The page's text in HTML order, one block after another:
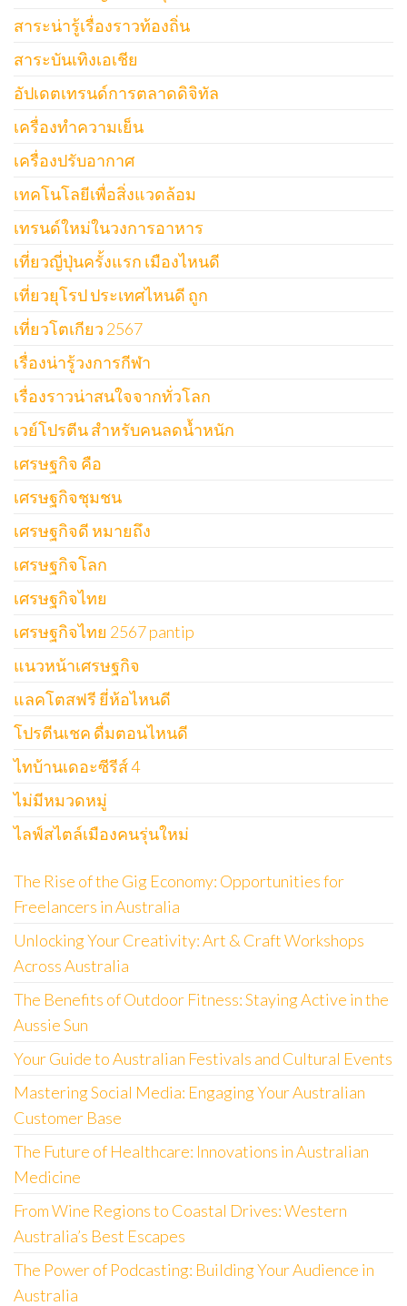
สาระน่ารู้เรื่องราวท้องถิ่น
สาระบันเทิงเอเชีย
อัปเดตเทรนด์การตลาดดิจิทัล
เครื่องทำความเย็น
เครื่องปรับอากาศ
เทคโนโลยีเพื่อสิ่งแวดล้อม
เทรนด์ใหม่ในวงการอาหาร
เที่ยวญี่ปุ่นครั้งแรก เมืองไหนดี
เที่ยวยุโรป ประเทศไหนดี ถูก
เที่ยวโตเกียว 2567
เรื่องน่ารู้วงการกีฬา
เรื่องราวน่าสนใจจากทั่วโลก
เวย์โปรตีน สำหรับคนลดน้ำหนัก
เศรษฐกิจ คือ
เศรษฐกิจชุมชน
เศรษฐกิจดี หมายถึง
เศรษฐกิจโลก
เศรษฐกิจไทย
เศรษฐกิจไทย 2567 pantip
แนวหน้าเศรษฐกิจ
แลคโตสฟรี ยี่ห้อไหนดี
โปรตีนเชค ดื่มตอนไหนดี
ไทบ้านเดอะซีรีส์ 4
ไม่มีหมวดหมู่
ไลฟ์สไตล์เมืองคนรุ่นใหม่
The Rise of the Gig Economy: Opportunities for
Freelancers in Australia
Unlocking Your Creativity: Art & Craft Workshops
Across Australia
The Benefits of Outdoor Fitness: Staying Active in the
Aussie Sun
Your Guide to Australian Festivals and Cultural Events
Mastering Social Media: Engaging Your Australian
Customer Base
The Future of Healthcare: Innovations in Australian
Medicine
From Wine Regions to Coastal Drives: Western
Australia’s Best Escapes
The Power of Podcasting: Building Your Audience in
Australia